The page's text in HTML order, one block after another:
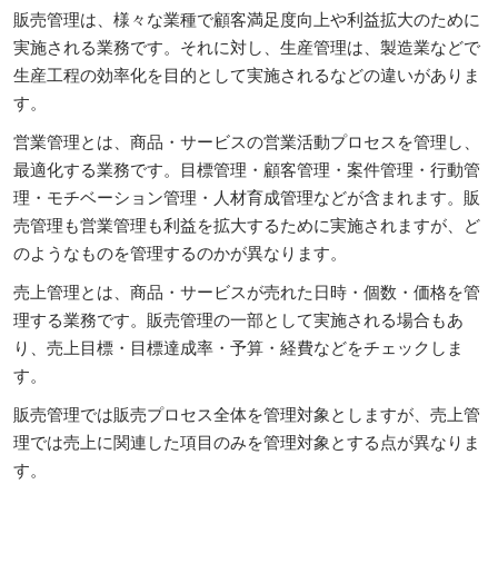
販売管理は、様々な業種で顧客満足度向上や利益拡大のために
実施される業務です。それに対し、生産管理は、製造業などで
生産工程の効率化を目的として実施されるなどの違いがありま
す。
営業管理とは、商品・サービスの営業活動プロセスを管理し、
最適化する業務です。目標管理・顧客管理・案件管理・行動管
理・モチベーション管理・人材育成管理などが含まれます。販
売管理も営業管理も利益を拡大するために実施されますが、ど
のようなものを管理するのかが異なります。
売上管理とは、商品・サービスが売れた日時・個数・価格を管
理する業務です。販売管理の一部として実施される場合もあ
り、売上目標・目標達成率・予算・経費などをチェックしま
す。
販売管理では販売プロセス全体を管理対象としますが、売上管
理では売上に関連した項目のみを管理対象とする点が異なりま
す。